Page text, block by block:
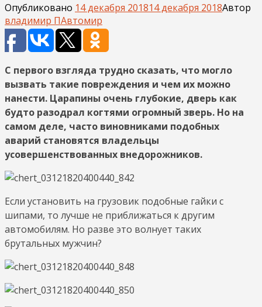
Опубликовано 14 декабря 201814 декабря 2018Автор
владимир ПАвтомир
С первого взгляда трудно сказать, что могло
вызвать такие повреждения и чем их можно
нанести. Царапины очень глубокие, дверь как
будто разодрал когтями огромный зверь. Но на
самом деле, часто виновниками подобных
аварий становятся владельцы
усовершенствованных внедорожников.
Если установить на грузовик подобные гайки с
шипами, то лучше не приближаться к другим
автомобилям. Но разве это волнует таких
брутальных мужчин?